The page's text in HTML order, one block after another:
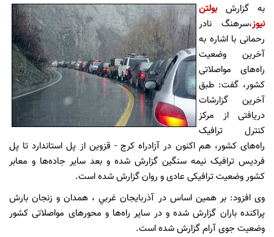
به گزارشبولتن
نیوز،سرهنگ نادر
رحمانی با اشاره به
آخرین وضعیت
راه‌های مواصلاتی
کشور، گفت: طبق
‌آخرین گزارشات
دریافتی از مرکز
کنترل ترافیک
راه‌های کشور، هم اکنون در آزادراه كرج - قزوين از پل استاندارد تا پل
فرديس ترافیک نیمه سنگین گزارش شده و بعد سایر جاده‌ها و معابر
کشور وضعیت ترافیکی عادی و روان گزارش شده است.
وی افزود: بر همین اساس در آذربايجان غربي ، همدان و زنجان بارش
پراكنده باران گزارش شده و در ساير راه‌ها و محور‌های مواصلاتی کشور
وضعیت جوی آرام گزارش شده است.